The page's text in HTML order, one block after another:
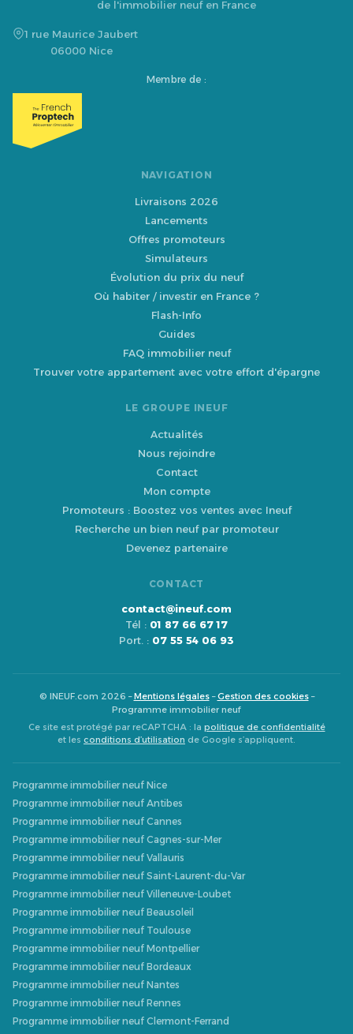
de l'immobilier neuf en France
1 rue Maurice Jaubert
06000 Nice
Membre de :
NAVIGATION
Livraisons 2026
Lancements
Offres promoteurs
Simulateurs
Évolution du prix du neuf
Où habiter / investir en France ?
Flash-Info
Guides
FAQ immobilier neuf
Trouver votre appartement avec votre effort d'épargne
LE GROUPE INEUF
Actualités
Nous rejoindre
Contact
Mon compte
Promoteurs : Boostez vos ventes avec Ineuf
Recherche un bien neuf par promoteur
Devenez partenaire
CONTACT
contact@ineuf.com
Tél : 01 87 66 67 17
Port. : 07 55 54 06 93
© INEUF.com 2026 –Mentions légales–Gestion des cookies–
Programme immobilier neuf
Ce site est protégé par reCAPTCHA : la politique de confidentialité
et les conditions d’utilisation de Google s’appliquent.
Programme immobilier neuf Nice
Programme immobilier neuf Antibes
Programme immobilier neuf Cannes
Programme immobilier neuf Cagnes-sur-Mer
Programme immobilier neuf Vallauris
Programme immobilier neuf Saint-Laurent-du-Var
Programme immobilier neuf Villeneuve-Loubet
Programme immobilier neuf Beausoleil
Programme immobilier neuf Toulouse
Programme immobilier neuf Montpellier
Programme immobilier neuf Bordeaux
Programme immobilier neuf Nantes
Programme immobilier neuf Rennes
Programme immobilier neuf Clermont-Ferrand